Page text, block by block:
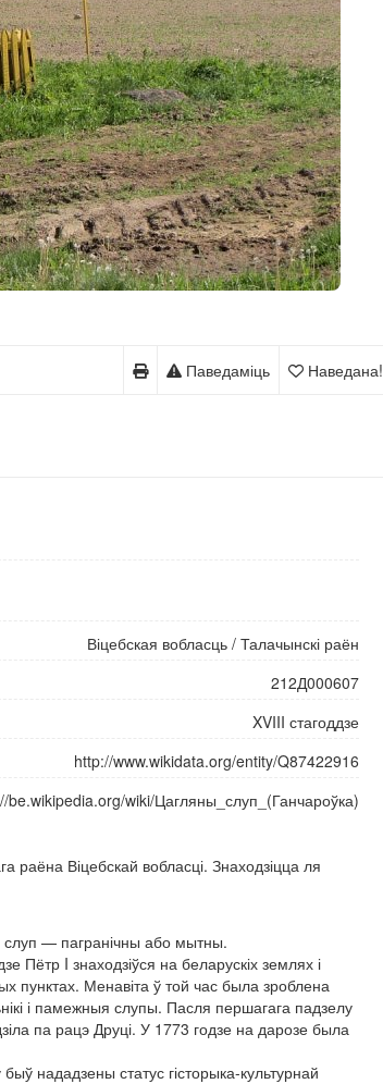
Наведана!
Паведаміць
Віцебская вобласць/ Талачынскі раён
212Д000607
XVIII стагоддзе
http://www.wikidata.org/entity/Q87422916
be.wikipedia.org/wiki/Цагляны_слуп_(Ганчароўка)
раёна Віцебскай вобласці. Знаходзіцца ля
слуп — пагранічны або мытны.
Пётр I знаходзіўся на беларускіх землях і
пунктах. Менавіта ў той час была зроблена
і памежныя слупы. Пасля першагага падзелу
па рацэ Друці. У 1773 годзе на дарозе была
нададзены статус гісторыка-культурнай